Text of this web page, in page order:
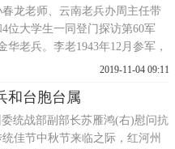
龙老师、云南老兵办周主任带
位大学生一同登门探访第60军
华老兵。李老1943年12月参军，
随部队到越南接受日军投降，1950
高兴。李老详细的讲了他参加
实际：他在志愿军任职到尖刀营
朝：
2019-11-04 09:11
和台胞台属
统战部副部长苏雁鸿(右)慰问抗
佳节中秋节来临之际，红河州